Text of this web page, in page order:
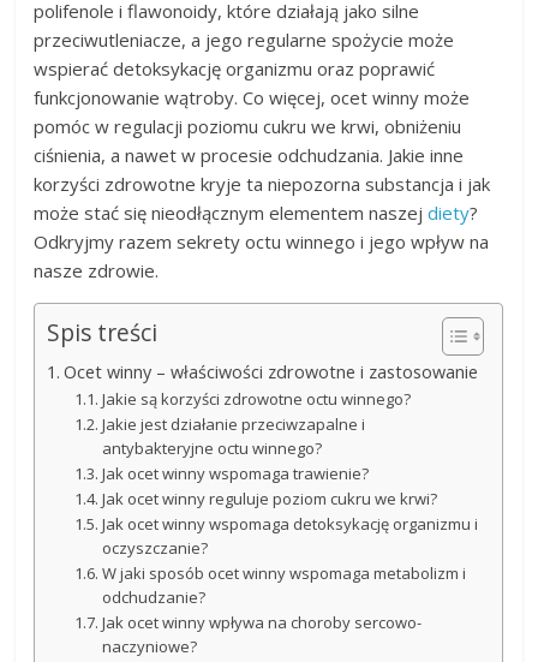
polifenole i flawonoidy, które działają jako silne
przeciwutleniacze, a jego regularne spożycie może
wspierać detoksykację organizmu oraz poprawić
funkcjonowanie wątroby. Co więcej, ocet winny może
pomóc w regulacji poziomu cukru we krwi, obniżeniu
ciśnienia, a nawet w procesie odchudzania. Jakie inne
korzyści zdrowotne kryje ta niepozorna substancja i jak
może stać się nieodłącznym elementem naszejdiety?
Odkryjmy razem sekrety octu winnego i jego wpływ na
nasze zdrowie.
Spis treści
Ocet winny – właściwości zdrowotne i zastosowanie
Jakie są korzyści zdrowotne octu winnego?
Jakie jest działanie przeciwzapalne i
antybakteryjne octu winnego?
Jak ocet winny wspomaga trawienie?
Jak ocet winny reguluje poziom cukru we krwi?
Jak ocet winny wspomaga detoksykację organizmu i
oczyszczanie?
W jaki sposób ocet winny wspomaga metabolizm i
odchudzanie?
Jak ocet winny wpływa na choroby sercowo-
naczyniowe?